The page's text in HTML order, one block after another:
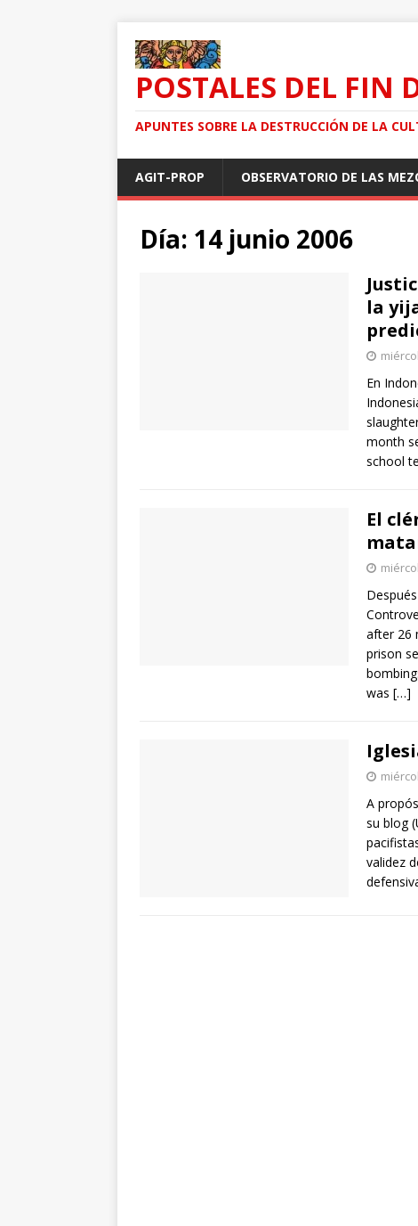
POSTALES DEL FIN
APUNTES SOBRE LA DESTRUCCIÓN DE LA
AGIT-PROP OBSERVATORIO DE LAS
Día: 14 junio 2006
la
En
month
school
El
after 26
prison
was […]
A
su blog
validez